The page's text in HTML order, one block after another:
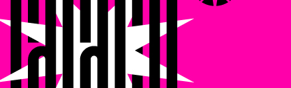
bon d’achat de 500 €, utilisable sur place
pour avancer concrètement dans